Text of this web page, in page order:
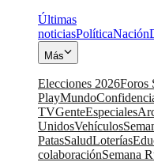
Últimas
noticiasPolíticaNación
Más
Elecciones 2026Foros
PlayMundo
TVGenteEspeciales
UnidosVehículos
PatasSaludLoterías
colaboraciónSemana